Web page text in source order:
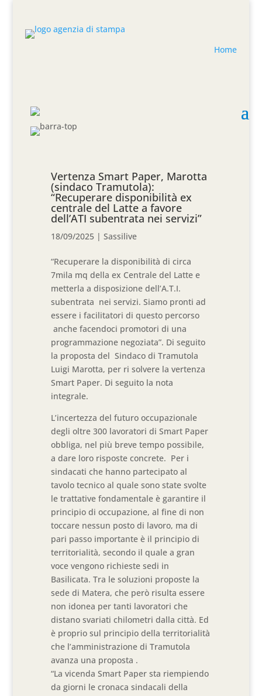
Home
Vertenza Smart Paper, Marotta
(sindaco Tramutola):
“Recuperare disponibilità ex
centrale del Latte a favore
dell’ATI subentrata nei servizi”
18/09/2025 |Sassilive
“Recuperare la disponibilità di circa
7mila mq della ex Centrale del Latte e
metterla a disposizione dell’A.T.I.
subentrata nei servizi. Siamo pronti ad
essere i facilitatori di questo percorso
anche facendoci promotori di una
programmazione negoziata”. Di seguito
la proposta del Sindaco di Tramutola
Luigi Marotta, per ri solvere la vertenza
Smart Paper. Di seguito la nota
integrale.
L’incertezza del futuro occupazionale
degli oltre 300 lavoratori di Smart Paper
obbliga, nel più breve tempo possibile,
a dare loro risposte concrete. Per i
sindacati che hanno partecipato al
tavolo tecnico al quale sono state svolte
le trattative fondamentale è garantire il
principio di occupazione, al fine di non
toccare nessun posto di lavoro, ma di
pari passo importante è il principio di
territorialità, secondo il quale a gran
voce vengono richieste sedi in
Basilicata. Tra le soluzioni proposte la
sede di Matera, che però risulta essere
non idonea per tanti lavoratori che
distano svariati chilometri dalla città. Ed
è proprio sul principio della territorialità
che l’amministrazione di Tramutola
avanza una proposta .
“La vicenda Smart Paper sta riempiendo
da giorni le cronaca sindacali della